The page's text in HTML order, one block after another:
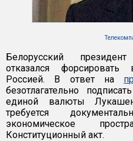
Белорусский
отказался
Россией. В ответ на
безотлагательно
единой валюты
требуется
экономическое
Конституционный акт.